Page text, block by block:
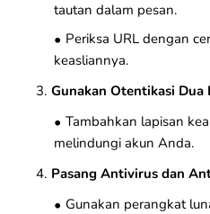
tautan dalam pesan.
Periksa URL dengan
keasliannya.
Gunakan Otentikasi Dua
Tambahkan lapisan
melindungi akun Anda.
Pasang Antivirus dan
Gunakan perangkat